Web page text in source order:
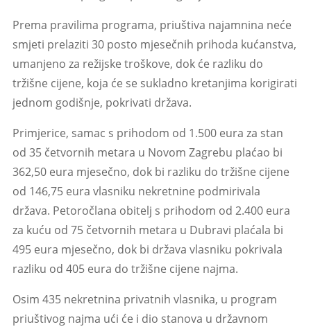
Prema pravilima programa, priuštiva najamnina neće
smjeti prelaziti 30 posto mjesečnih prihoda kućanstva,
umanjeno za režijske troškove, dok će razliku do
tržišne cijene, koja će se sukladno kretanjima korigirati
jednom godišnje, pokrivati država.
Primjerice, samac s prihodom od 1.500 eura za stan
od 35 četvornih metara u Novom Zagrebu plaćao bi
362,50 eura mjesečno, dok bi razliku do tržišne cijene
od 146,75 eura vlasniku nekretnine podmirivala
država. Petoročlana obitelj s prihodom od 2.400 eura
za kuću od 75 četvornih metara u Dubravi plaćala bi
495 eura mjesečno, dok bi država vlasniku pokrivala
razliku od 405 eura do tržišne cijene najma.
Osim 435 nekretnina privatnih vlasnika, u program
priuštivog najma ući će i dio stanova u državnom